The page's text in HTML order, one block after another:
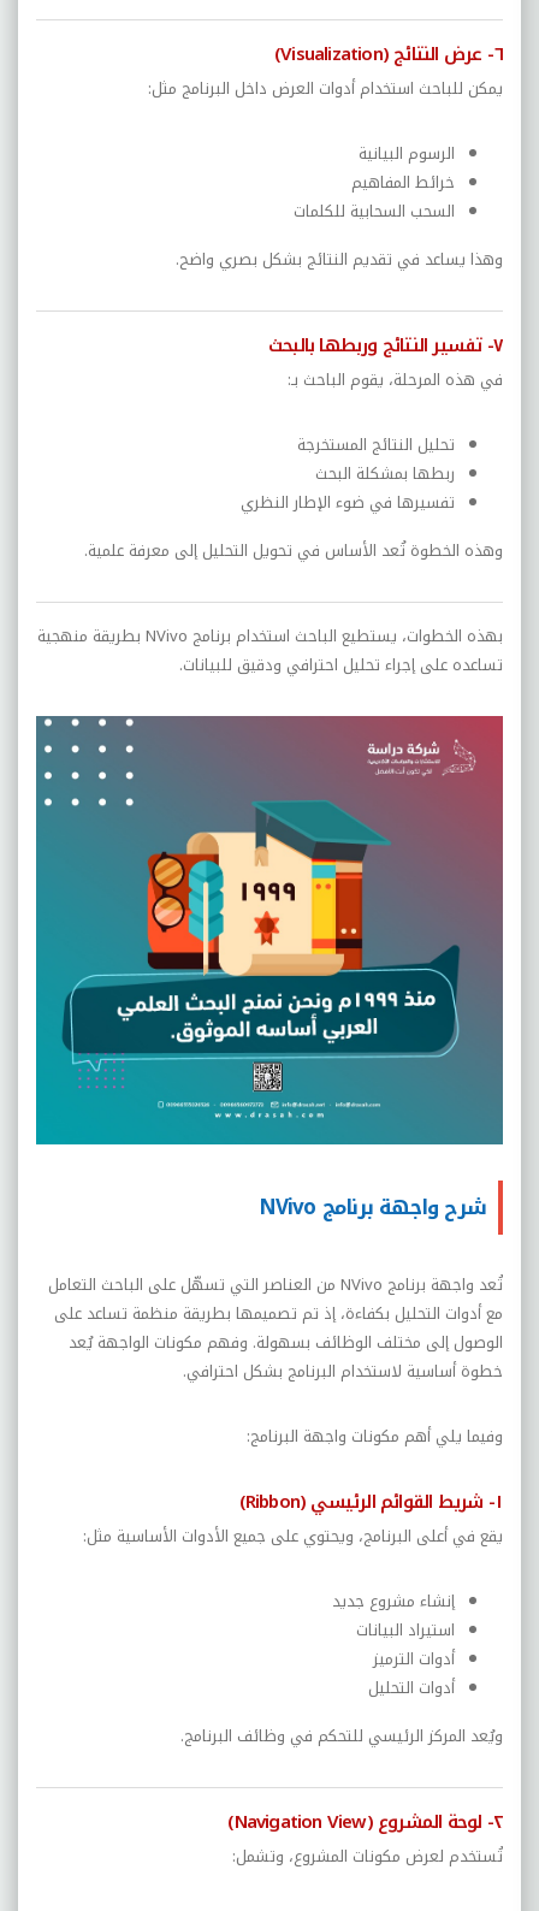
٦- عرض النتائج (Visualization)
يمكن للباحث استخدام أدوات العرض داخل البرنامج مثل:
الرسوم البيانية
خرائط المفاهيم
السحب السحابية للكلمات
وهذا يساعد في تقديم النتائج بشكل بصري واضح.
٧- تفسير النتائج وربطها بالبحث
في هذه المرحلة، يقوم الباحث بـ:
تحليل النتائج المستخرجة
ربطها بمشكلة البحث
تفسيرها في ضوء الإطار النظري
وهذه الخطوة تُعد الأساس في تحويل التحليل إلى معرفة علمية.
بهذه الخطوات، يستطيع الباحث استخدام برنامج NVivo بطريقة منهجية
تساعده على إجراء تحليل احترافي ودقيق للبيانات.
شرح واجهة برنامج NVivo
تُعد واجهة برنامج NVivo من العناصر التي تسهّل على الباحث التعامل
مع أدوات التحليل بكفاءة، إذ تم تصميمها بطريقة منظمة تساعد على
الوصول إلى مختلف الوظائف بسهولة. وفهم مكونات الواجهة يُعد
خطوة أساسية لاستخدام البرنامج بشكل احترافي.
وفيما يلي أهم مكونات واجهة البرنامج:
١- شريط القوائم الرئيسي (Ribbon)
يقع في أعلى البرنامج، ويحتوي على جميع الأدوات الأساسية مثل:
إنشاء مشروع جديد
استيراد البيانات
أدوات الترميز
أدوات التحليل
ويُعد المركز الرئيسي للتحكم في وظائف البرنامج.
٢- لوحة المشروع (Navigation View)
تُستخدم لعرض مكونات المشروع، وتشمل: